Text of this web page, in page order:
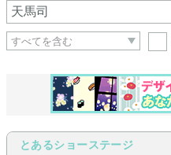
とあるショーステージ